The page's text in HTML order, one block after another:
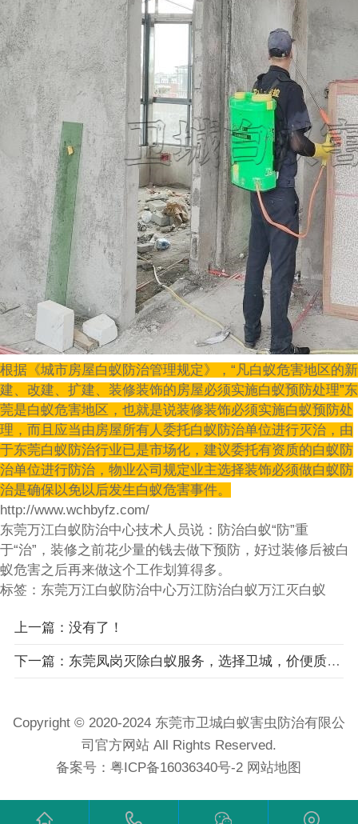
根据《城市房屋白蚁防治管理规定》，“凡白蚁危害地区的新
建、改建、扩建、装修装饰的房屋必须实施白蚁预防处理”东
莞是白蚁危害地区，也就是说装修装饰必须实施白蚁预防处
理，而且应当由房屋所有人委托白蚁防治单位进行灭治，由
于东莞白蚁防治行业已是市场化，建议委托有资质的白蚁防
治单位进行防治，物业公司规定业主选择装饰必须做白蚁防
治是确保以免以后发生白蚁危害事件。
http://www.wchbyfz.com/
东莞万江白蚁防治中心技术人员说：防治白蚁“防”重
于“治”，装修之前花少量的钱去做下预防，好过装修后被白
蚁危害之后再来做这个工作划算得多。
标签： 东莞万江白蚁防治中心万江防治白蚁万江灭白蚁
上一篇：没有了！
下一篇：东莞凤岗灭除白蚁服务，选择卫城，价便质优！
Copyright © 2020-2024 东莞市卫城白蚁害虫防治有限公
司官方网站 All Rights Reserved.
备案号：粤ICP备16036340号-2 网站地图